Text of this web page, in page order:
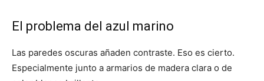
El problema del azul marino
Las paredes oscuras añaden contraste. Eso es cierto.
Especialmente junto a armarios de madera clara o de